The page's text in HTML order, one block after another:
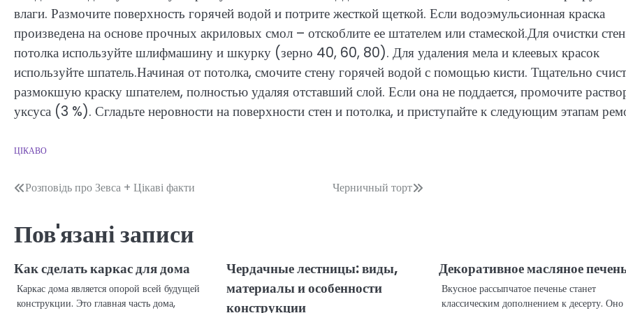
влаги. Размочите поверхность горячей водой и потрите жесткой щеткой. Если водоэмульсионная краска
произведена на основе прочных акриловых смол – отскоблите ее штателем или стамеской.Для очистки
потолка используйте шлифмашину и шкурку (зерно 40, 60, 80). Для удаления мела и клеевых красок
используйте шпатель.Начиная от потолка, смочите стену горячей водой с помощью кисти. Тщательно
размокшую краску шпателем, полностью удаляя отставший слой. Если она не поддается, промочите
уксуса (3 %). Сгладьте неровности на поверхности стен и потолка, и приступайте к следующим этапам
ЦІКАВО
Навігація
Розповідь про Зевса + Цікаві факти Черничный торт
Пов'язані записи
Как сделать каркас для дома
Каркас дома является опорой всей будущей
конструкции. Это главная часть дома,
Чердачные лестницы: виды,
материалы и особенности
конструкции
Декоративное масляное
Вкусное рассыпчатое печенье станет
классическим дополнением к десерту. Оно